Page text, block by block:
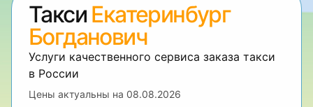
Такси Екатеринбург
Богданович
Услуги качественного сервиса заказа такси
в России
Цены актуальны на 08.08.2026